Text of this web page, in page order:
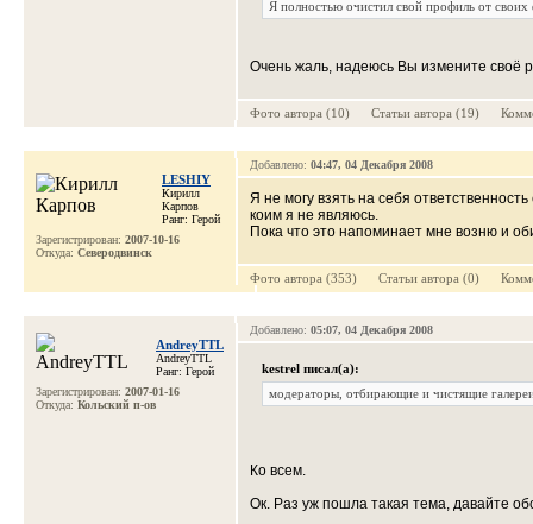
Я полностью очистил свой профиль от
Очень жаль, надеюсь Вы измените своё
Фото автора (10) Cтатьи автора (19)
LESHIY
Кирилл
Карпов
Ранг: Герой
Зарегистрирован: 2007-10-16
Откуда: Северодвинск
Добавлено: 04:47, 04 Декабря 2008
Я не могу взять на себя
коим я не являюсь.
Пока что это напоминает мне возню и
Фото автора (353) Cтатьи автора (0)
AndreyTTL
AndreyTTL
Ранг: Герой
Зарегистрирован: 2007-01-16
Откуда: Кольский п-ов
Добавлено: 05:07, 04 Декабря 2008
kestrel писал(а):
модераторы, отбирающие и чистящие
Ко всем.
Ок. Раз уж пошла такая тема, давайте